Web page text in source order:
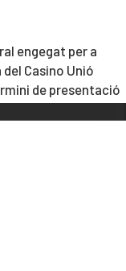
engegat per a
Casino Unió
de presentació
de maig del 2026.